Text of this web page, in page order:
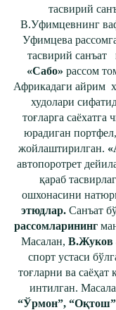
тасвирий
В.Уфимцевнинг
Уфимцева
тасвирий санъат
«Сабо» рассом
Африкадаги айрим
худолари
тоғларга
юрадиган
жойлаштирилган.
автопоротрет
қараб
ошхонасини
этюдлар. Санъат
рассомларининг
Масалан, В.Жуков
спорт устаси
тоғларни ва
интилган.
“Ўрмон”, “Оқтош”